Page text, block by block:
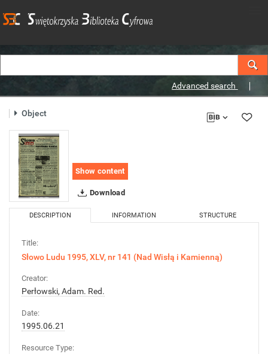
Advanced search
Object
Show content
Download
DESCRIPTION INFORMATION STRUCTURE
Title:
Słowo Ludu 1995, XLV, nr 141 (Nad Wisłą i Kamienną)
Creator:
Perłowski, Adam. Red.
Date:
1995.06.21
Resource Type: